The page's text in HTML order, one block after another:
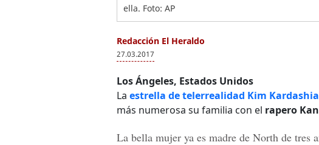
ella. Foto: AP
Redacción El Heraldo
27.03.2017
Los Ángeles, Estados Unidos
La estrella de telerrealidad Kim
más numerosa su familia con el rapero
La bella mujer ya es madre de North de tres